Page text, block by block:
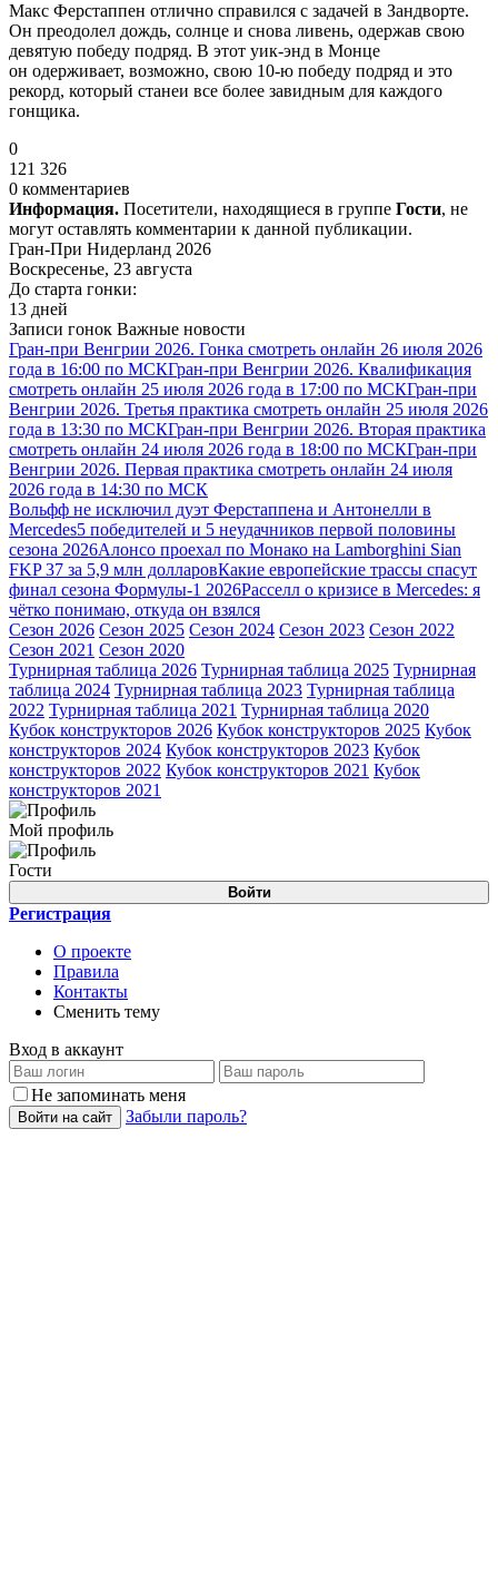
Макс Ферстаппен отлично справился с задачей в Зандворте.
Он преодолел дождь, солнце и снова ливень, одержав свою
девятую победу подряд. В этот уик-энд в Монце
он одерживает, возможно, свою 10-ю победу подряд и это
рекорд, который станеи все более завидным для каждого
гонщика.
0
121 326
0 комментариев
Информация. Посетители, находящиеся в группе Гости, не
могут оставлять комментарии к данной публикации.
Гран-При Нидерланд 2026
Воскресенье, 23 августа
До старта гонки:
13 дней
Записи гонок Важные новости
Гран-при Венгрии 2026. Гонка смотреть онлайн 26 июля 2026
года в 16:00 по МСКГран-при Венгрии 2026. Квалификация
смотреть онлайн 25 июля 2026 года в 17:00 по МСКГран-при
Венгрии 2026. Третья практика смотреть онлайн 25 июля 2026
года в 13:30 по МСКГран-при Венгрии 2026. Вторая практика
смотреть онлайн 24 июля 2026 года в 18:00 по МСКГран-при
Венгрии 2026. Первая практика смотреть онлайн 24 июля
2026 года в 14:30 по МСК
Вольфф не исключил дуэт Ферстаппена и Антонелли в
Mercedes5 победителей и 5 неудачников первой половины
сезона 2026Алонсо проехал по Монако на Lamborghini Sian
FKP 37 за 5,9 млн долларовКакие европейские трассы спасут
финал сезона Формулы-1 2026Расселл о кризисе в Mercedes: я
чётко понимаю, откуда он взялся
Сезон 2026 Сезон 2025 Сезон 2024 Сезон 2023 Сезон 2022
Сезон 2021 Сезон 2020
Турнирная таблица 2026 Турнирная таблица 2025 Турнирная
таблица 2024 Турнирная таблица 2023 Турнирная таблица
2022 Турнирная таблица 2021 Турнирная таблица 2020
Кубок конструкторов 2026 Кубок конструкторов 2025 Кубок
конструкторов 2024 Кубок конструкторов 2023 Кубок
конструкторов 2022 Кубок конструкторов 2021 Кубок
конструкторов 2021
Мой профиль
Гости
Войти
Регистрация
О проекте
Правила
Контакты
Сменить тему
Вход в аккаунт
Не запоминать меня
Войти на сайт Забыли пароль?